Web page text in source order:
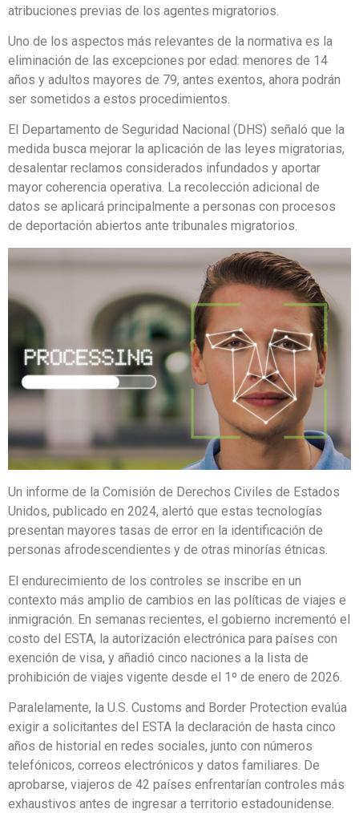
atribuciones previas de los agentes migratorios.
Uno de los aspectos más relevantes de la normativa es la
eliminación de las excepciones por edad: menores de 14
años y adultos mayores de 79, antes exentos, ahora podrán
ser sometidos a estos procedimientos.
El Departamento de Seguridad Nacional (DHS) señaló que la
medida busca mejorar la aplicación de las leyes migratorias,
desalentar reclamos considerados infundados y aportar
mayor coherencia operativa. La recolección adicional de
datos se aplicará principalmente a personas con procesos
de deportación abiertos ante tribunales migratorios.
Un informe de la Comisión de Derechos Civiles de Estados
Unidos, publicado en 2024, alertó que estas tecnologías
presentan mayores tasas de error en la identificación de
personas afrodescendientes y de otras minorías étnicas.
El endurecimiento de los controles se inscribe en un
contexto más amplio de cambios en las políticas de viajes e
inmigración. En semanas recientes, el gobierno incrementó el
costo del ESTA, la autorización electrónica para países con
exención de visa, y añadió cinco naciones a la lista de
prohibición de viajes vigente desde el 1º de enero de 2026.
Paralelamente, la U.S. Customs and Border Protection evalúa
exigir a solicitantes del ESTA la declaración de hasta cinco
años de historial en redes sociales, junto con números
telefónicos, correos electrónicos y datos familiares. De
aprobarse, viajeros de 42 países enfrentarían controles más
exhaustivos antes de ingresar a territorio estadounidense.